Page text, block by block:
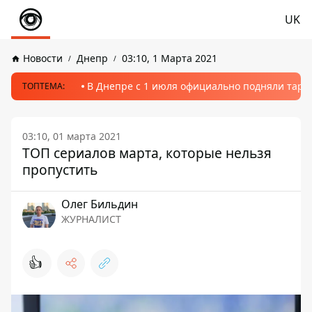
UK
Новости Днепр 03:10, 1 Марта 2021
ТОПТЕМА: В Днепре с 1 июля официально подняли
03:10, 01 марта 2021
ТОП сериалов марта, которые нельзя
пропустить
Олег Бильдин
ЖУРНАЛИСТ
👍